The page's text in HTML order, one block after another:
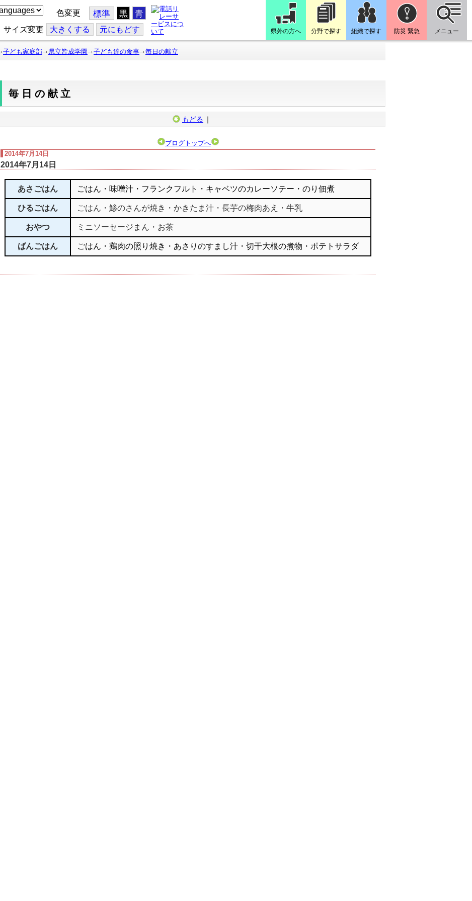
色変更 標準 黒 青
サイズ変更 大きくする 元にもどす 県外の方へ 分野で探す 組織で探す 防災 緊急 メニュー
子ども家庭部 県立皆成学園 子ども達の食事 毎日の献立
毎日の献立
もどる ｜
ブログトップへ
2014年7月14日
2014年7月14日
あさごはん ごはん・味噌汁・フランクフルト・キャベツのカレーソテー・のり佃煮
ひるごはん ごはん・鯵のさんが焼き・かきたま汁・長芋の梅肉あえ・牛乳
おやつ ミニソーセージまん・お茶
ばんごはん ごはん・鶏肉の照り焼き・あさりのすまし汁・切干大根の煮物・ポテトサラダ